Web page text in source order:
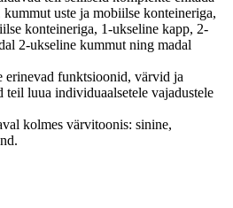
uste ja mobiilse konteineriga,
konteineriga, 1-ukseline kapp, 2-
2-ukseline kummut ning madal
erinevad funktsioonid, värvid ja
teil luua individuaalsetele vajadustele
kolmes värvitoonis: sinine,